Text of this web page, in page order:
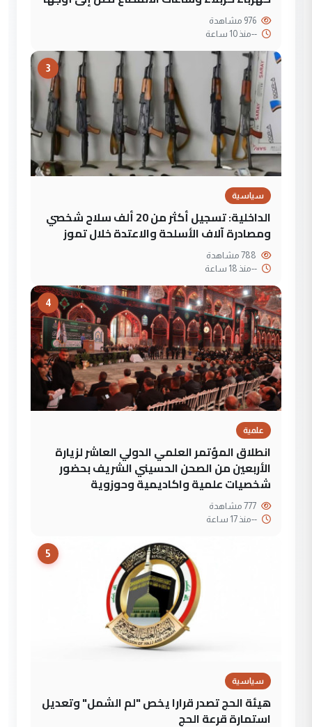
--منذ 10 ساعة
3
سياسية
الداخلية: تسجيل أكثر من 20 ألف سلاح شخصي
ومصادرة آلاف الأسلحة والاعتدة خلال تموز
--منذ 18 ساعة
4
علمية
انطلاق المؤتمر العلمي الدولي العاشر لزيارة
الأربعين من الصحن الحسيني الشريف بحضور
شخصيات علمية واكاديمية وحوزوية
--منذ 17 ساعة
5
سياسية
هيئة الحج تصدر قرارا يخص "لم الشمل" وتعديل
استمارة قرعة الحج